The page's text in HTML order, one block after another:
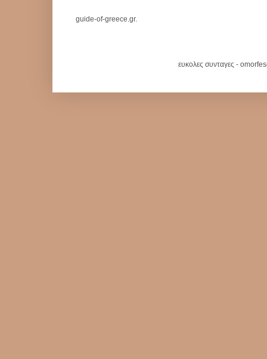
guide-of-greece.gr.
ευκολες συνταγες -